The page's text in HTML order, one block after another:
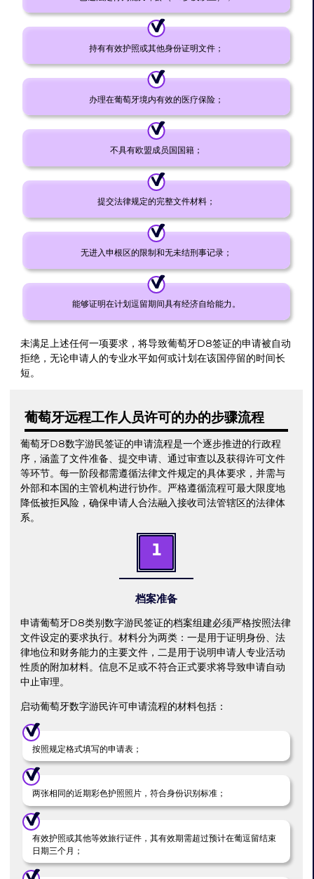
持有有效护照或其他身份证明文件；
办理在葡萄牙境内有效的医疗保险；
不具有欧盟成员国国籍；
提交法律规定的完整文件材料；
无进入申根区的限制和无未结刑事记录；
能够证明在计划逗留期间具有经济自给能力。
未满足上述任何一项要求，将导致葡萄牙D8签证的申请被自动
拒绝，无论申请人的专业水平如何或计划在该国停留的时间长
短。
葡萄牙远程工作人员许可的办的步骤流程
葡萄牙D8数字游民签证的申请流程是一个逐步推进的行政程
序，涵盖了文件准备、提交申请、通过审查以及获得许可文件
等环节。每一阶段都需遵循法律文件规定的具体要求，并需与
外部和本国的主管机构进行协作。严格遵循流程可最大限度地
降低被拒风险，确保申请人合法融入接收司法管辖区的法律体
系。
1
档案准备
申请葡萄牙D8类别数字游民签证的档案组建必须严格按照法律
文件设定的要求执行。材料分为两类：一是用于证明身份、法
律地位和财务能力的主要文件，二是用于说明申请人专业活动
性质的附加材料。信息不足或不符合正式要求将导致申请自动
中止审理。
启动葡萄牙数字游民许可申请流程的材料包括：
按照规定格式填写的申请表；
两张相同的近期彩色护照照片，符合身份识别标准；
有效护照或其他等效旅行证件，其有效期需超过预计在葡逗留结束
日期三个月；